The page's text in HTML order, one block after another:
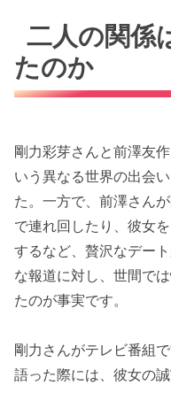
二人の関係
たのか
剛力彩芽さんと前澤友
いう異なる世界の出会
た。一方で、前澤さん
で連れ回したり、彼女
するなど、贅沢なデー
な報道に対し、世間で
たのが事実です。
剛力さんがテレビ番組
語った際には、彼女の